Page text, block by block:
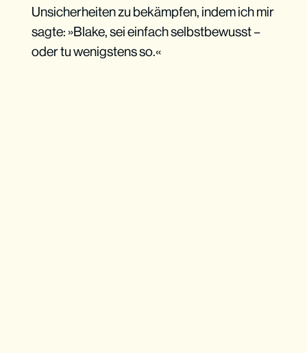
Unsicherheiten zu bekämpfen, indem ich mir
sagte: »Blake, sei einfach selbstbewusst –
oder tu wenigstens so.«